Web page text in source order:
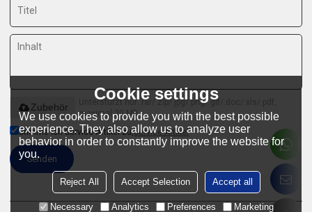
Unterstützt nur .rar/.zip/.jpg/.png/.gif/.doc/.xls/.pdf,
maximal 20 MB
Zubehör
Stimme ich Service-Artikel zu,Service-Artikel
Senden
Cookie settings
We use cookies to provide you with the best possible
experience. They also allow us to analyze user
behavior in order to constantly improve the website for
you.
Reject All Accept Selection Accept all
Necessary Analytics Preferences Marketing